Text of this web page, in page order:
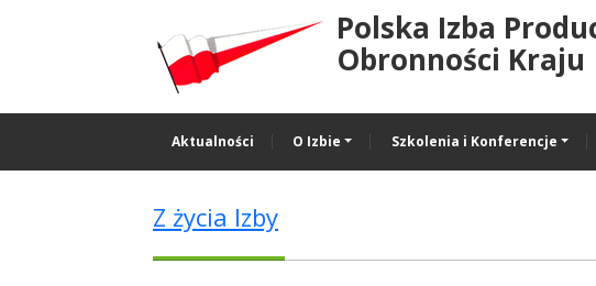
Polska Izba
Obronności Kraju
Aktualności O Izbie Szkolenia i Konferencje
Z życia Izby